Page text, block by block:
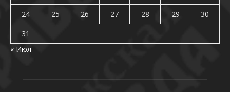
24
25 26 27 28 29
30
31
« Июл